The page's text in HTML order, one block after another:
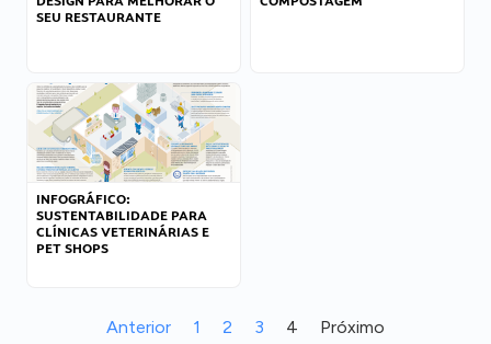
SEU RESTAURANTE
INFOGRÁFICO:
SUSTENTABILIDADE PARA
CLÍNICAS VETERINÁRIAS E
PET SHOPS
Anterior 1 2 3 4 Próximo